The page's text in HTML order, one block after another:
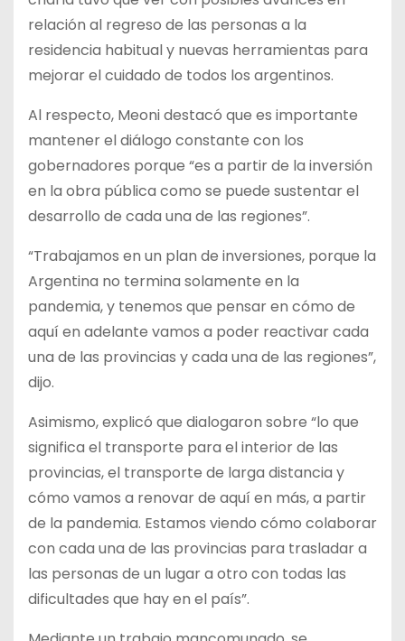
relación al regreso de las personas a la
residencia habitual y nuevas herramientas para
mejorar el cuidado de todos los argentinos.
Al respecto, Meoni destacó que es importante
mantener el diálogo constante con los
gobernadores porque “es a partir de la inversión
en la obra pública como se puede sustentar el
desarrollo de cada una de las regiones”.
“Trabajamos en un plan de inversiones, porque la
Argentina no termina solamente en la
pandemia, y tenemos que pensar en cómo de
aquí en adelante vamos a poder reactivar cada
una de las provincias y cada una de las regiones”,
dijo.
Asimismo, explicó que dialogaron sobre “lo que
significa el transporte para el interior de las
provincias, el transporte de larga distancia y
cómo vamos a renovar de aquí en más, a partir
de la pandemia. Estamos viendo cómo colaborar
con cada una de las provincias para trasladar a
las personas de un lugar a otro con todas las
dificultades que hay en el país”.